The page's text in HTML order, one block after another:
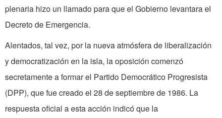
plenaria hizo un llamado para que el Gobierno levantara el
Decreto de Emergencia.
Alentados, tal vez, por la nueva atmósfera de liberalización
y democratización en la isla, la oposición comenzó
secretamente a formar el Partido Democrático Progresista
(DPP), que fue creado el 28 de septiembre de 1986. La
respuesta oficial a esta acción indicó que la